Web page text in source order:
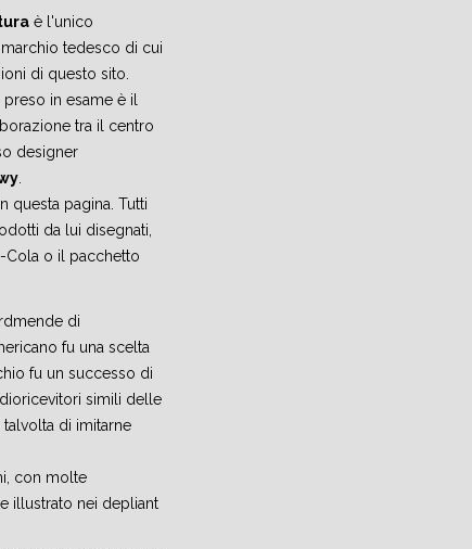
è l'unico
tedesco di cui
di questo sito.
in esame è il
tra il centro
designer
questa pagina. Tutti
da lui disegnati,
Cola o il pacchetto
di
fu una scelta
fu un successo di
simili delle
di imitarne
con molte
illustrato nei depliant